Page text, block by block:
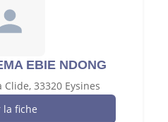
EBIE NDONG
Clide, 33320 Eysines
la fiche